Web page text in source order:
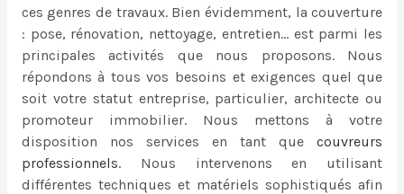
ces genres de travaux. Bien évidemment, la couverture
: pose, rénovation, nettoyage, entretien… est parmi les
principales activités que nous proposons. Nous
répondons à tous vos besoins et exigences quel que
soit votre statut entreprise, particulier, architecte ou
promoteur immobilier. Nous mettons à votre
disposition nos services en tant que couvreurs
professionnels. Nous intervenons en utilisant
différentes techniques et matériels sophistiqués afin